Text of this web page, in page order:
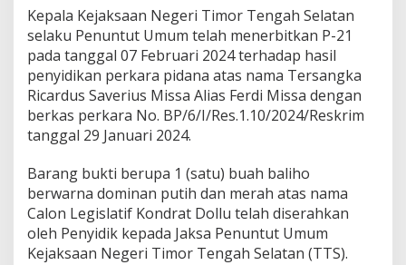
Kepala Kejaksaan Negeri Timor Tengah Selatan
selaku Penuntut Umum telah menerbitkan P-21
pada tanggal 07 Februari 2024 terhadap hasil
penyidikan perkara pidana atas nama Tersangka
Ricardus Saverius Missa Alias Ferdi Missa dengan
berkas perkara No. BP/6/I/Res.1.10/2024/Reskrim
tanggal 29 Januari 2024.
Barang bukti berupa 1 (satu) buah baliho
berwarna dominan putih dan merah atas nama
Calon Legislatif Kondrat Dollu telah diserahkan
oleh Penyidik kepada Jaksa Penuntut Umum
Kejaksaan Negeri Timor Tengah Selatan (TTS).